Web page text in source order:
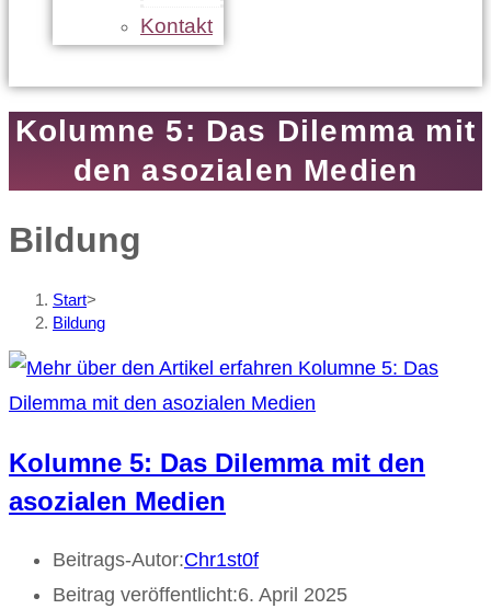
Kontakt
Kolumne 5: Das Dilemma mit
den asozialen Medien
Bildung
Start>
Bildung
Kolumne 5: Das Dilemma mit den
asozialen Medien
Beitrags-Autor:Chr1st0f
Beitrag veröffentlicht:6. April 2025